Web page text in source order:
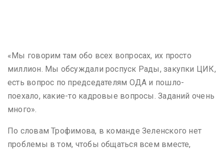
«Мы говорим там обо всех вопросах, их просто
миллион. Мы обсуждали роспуск Рады, закупки ЦИК,
есть вопрос по председателям ОДА и пошло-
поехало, какие-то кадровые вопросы. Заданий очень
много».
По словам Трофимова, в команде Зеленского нет
проблемы в том, чтобы общаться всем вместе,